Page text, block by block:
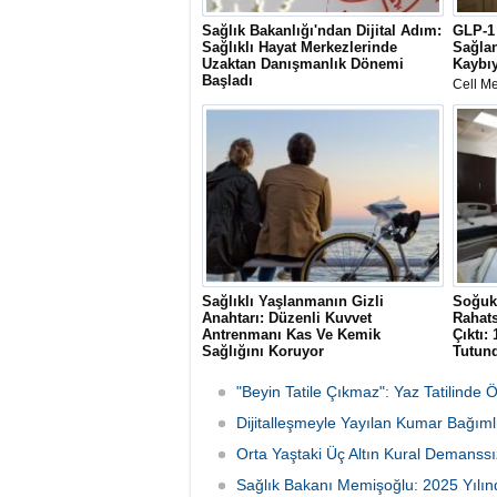
Sağlık Bakanlığı'ndan Dijital Adım:
Sağlıklı Hayat Merkezlerinde
Uzaktan Danışmanlık Dönemi
Başladı
Sağlık Bakanlığı'nca uygulamaya
Sistemi (UHDS) sayesinde vatandaşlar;
psikolojik destek, sigara bırakma ve
sosyal destek hizmetlerine evlerinden
çıkmadan MHRS üzerinden ulaşıyor.
GLP-
Cell
sinir,
Sağlıklı Yaşlanmanın Gizli
Anahtarı: Düzenli Kuvvet
Antrenmanı Kas Ve Kemik
Sağlığını Koruyor
kaybı (sarkopeni) ve düşme riskine karşı
düzenli kuvvet antrenmanının önemine
dikkat çekerek, direnç egzersizlerinin
bütüncül faydalar sunduğunu belirtti.
gittiği
"Beyin Tatile Çıkmaz": Yaz Tatilinde
Dijitalleşmeyle Yayılan Kumar
Orta Yaştaki Üç Altın Kural
Sağlık Bakanı Memişoğlu: 2025